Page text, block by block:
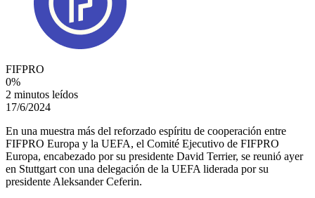
FIFPRO
0%
2 minutos leídos
17/6/2024
En una muestra más del reforzado espíritu de cooperación entre
FIFPRO Europa y la UEFA, el Comité Ejecutivo de FIFPRO
Europa, encabezado por su presidente David Terrier, se reunió ayer
en Stuttgart con una delegación de la UEFA liderada por su
presidente Aleksander Ceferin.